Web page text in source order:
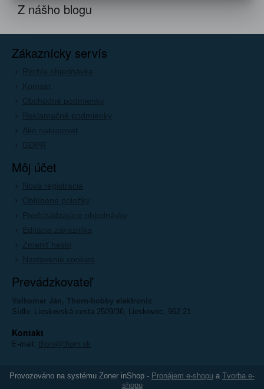
Z nášho blogu
Zákaznícky servís
Rýchla objednávka
Kontakt
Obchodné podmienky
Reklamačné podmienky
Ako nakupovať
GDPR
Môj účet
Nová registrácia
Oblúbené položky
Predchádzajúce objednávky
Editácia zákazníka
Zmeniť heslo
Nastavenie cookies
Prevádzkovateľ
Volkomer Ján, Thorn-hobby elektronic
Sídlo: Lieskovská cesta 2509/36, Lieskovec, 962 21
Kontakt
E-mail: thorn@thorn.sk
Provozováno na systému Zoner inShop - Pronájem e-shopu a Tvorba e-
shopu